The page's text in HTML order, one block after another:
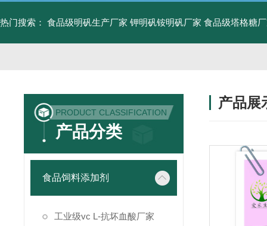
热门搜索： 食品级明矾生产厂家 钾明矾铵明矾厂家 食品级塔格糖
PRODUCT CLASSIFICATION
产品分类
食品饲料添加剂
工业级vc L-抗坏血酸厂家
产品展